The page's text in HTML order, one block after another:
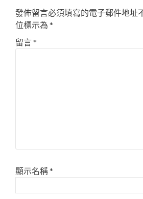
發佈留言必須填寫的電子郵件地址
位標示為 *
留言*
顯示名稱*